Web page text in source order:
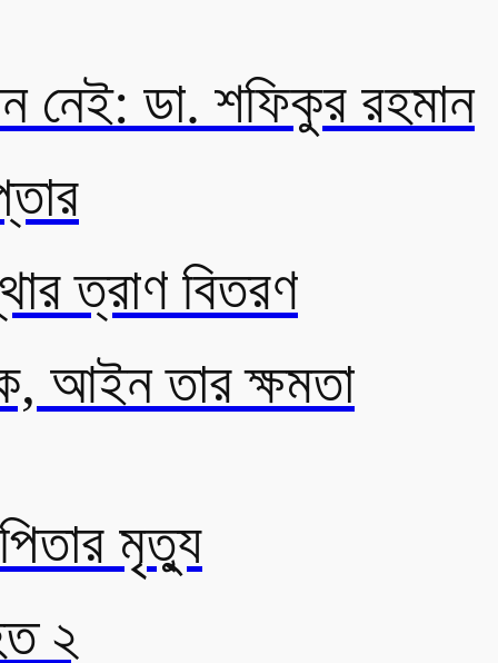
নেই: ডা. শফিকুর রহমান
ত্রাণ বিতরণ
আইন তার ক্ষমতা
মৃত্যু
২